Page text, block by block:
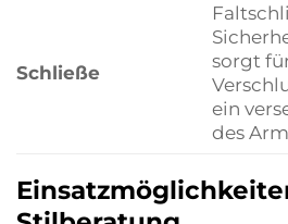
Schließe
sorgt
ein
des